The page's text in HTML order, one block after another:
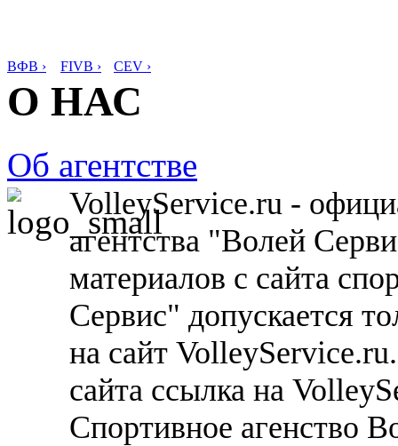
ВФВ › FIVB › CEV ›
О НАС
Об агентстве
VolleyService.ru -
агентства "Волей
материалов с сайта
Сервис" допускается
на сайт
сайта ссылка на
Спортивное агенство